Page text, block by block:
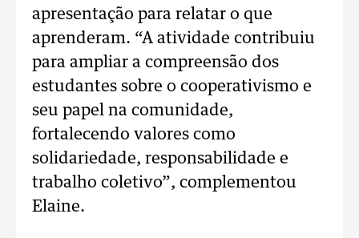
apresentação para relatar o que
aprenderam. “A atividade contribuiu
para ampliar a compreensão dos
estudantes sobre o cooperativismo e
seu papel na comunidade,
fortalecendo valores como
solidariedade, responsabilidade e
trabalho coletivo”, complementou
Elaine.